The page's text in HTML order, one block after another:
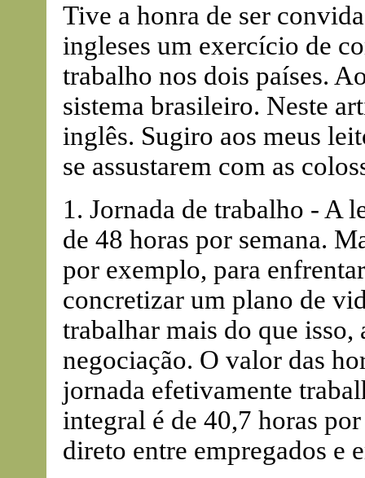
Tive a honra de ser
ingleses um exercício de
trabalho nos dois países.
sistema brasileiro. Neste
inglês. Sugiro aos meus
se assustarem com as
1. Jornada de trabalho - A
de 48 horas por semana.
por exemplo, para
concretizar um plano de
trabalhar mais do que
negociação. O valor das
jornada efetivamente
integral é de 40,7 horas
direto entre empregados e